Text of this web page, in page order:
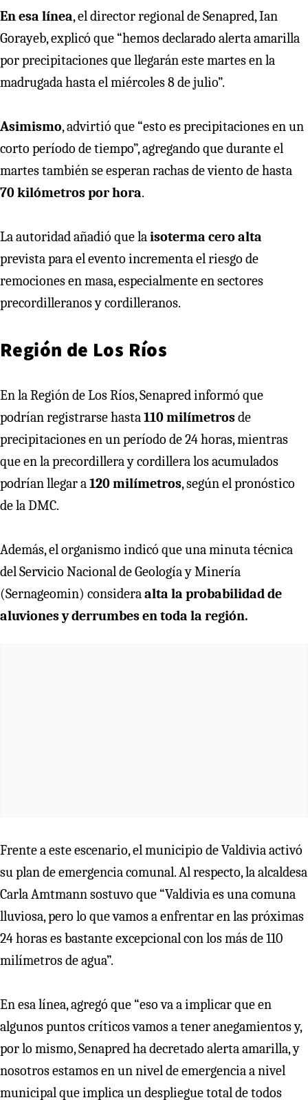
En esa línea, el director regional de Senapred, Ian
Gorayeb, explicó que “hemos declarado alerta amarilla
por precipitaciones que llegarán este martes en la
madrugada hasta el miércoles 8 de julio”.
Asimismo, advirtió que “esto es precipitaciones en un
corto período de tiempo”, agregando que durante el
martes también se esperan rachas de viento de hasta
70 kilómetros por hora.
La autoridad añadió que laisoterma cero alta
prevista para el evento incrementa el riesgo de
remociones en masa, especialmente en sectores
precordilleranos y cordilleranos.
Región de Los Ríos
En la Región de Los Ríos, Senapred informó que
podrían registrarse hasta110 milímetrosde
precipitaciones en un período de 24 horas, mientras
que en la precordillera y cordillera los acumulados
podrían llegar a120 milímetros, según el pronóstico
de la DMC.
Además, el organismo indicó que una minuta técnica
del Servicio Nacional de Geología y Minería
(Sernageomin) consideraalta la probabilidad de
aluviones y derrumbes en toda la región.
Frente a este escenario, el municipio de Valdivia activó
su plan de emergencia comunal. Al respecto, la alcaldesa
Carla Amtmann sostuvo que “Valdivia es una comuna
lluviosa, pero lo que vamos a enfrentar en las próximas
24 horas es bastante excepcional con los más de 110
milímetros de agua”.
En esa línea, agregó que “eso va a implicar que en
algunos puntos críticos vamos a tener anegamientos y,
por lo mismo, Senapred ha decretado alerta amarilla, y
nosotros estamos en un nivel de emergencia a nivel
municipal que implica un despliegue total de todos